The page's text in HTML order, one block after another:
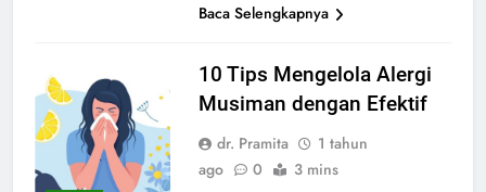
Baca Selengkapnya
10 Tips Mengelola Alergi
Musiman dengan Efektif
dr. Pramita
1 tahun
ago
0 3 mins